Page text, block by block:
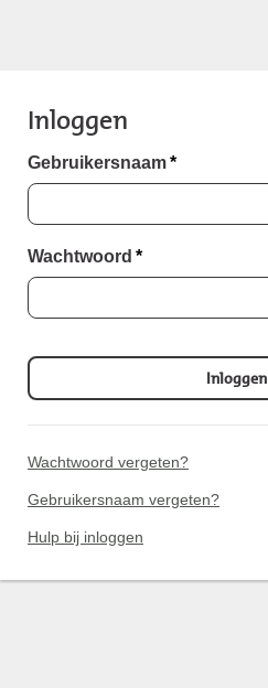
Inloggen
Gebruikersnaam*
Wachtwoord *
Inloggen
Wachtwoord vergeten?
Gebruikersnaam vergeten?
Hulp bij inloggen